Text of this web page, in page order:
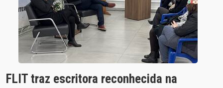
FLIT traz escritora reconhecida na